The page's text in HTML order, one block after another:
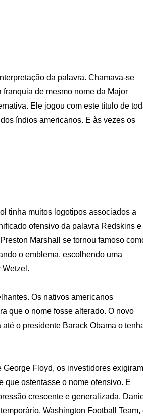
da palavra. Chamava-se
de mesmo nome da Major
Ele jogou com este título de
índios americanos. E às vezes os
tinha muitos logotipos associados a
ofensivo da palavra Redskins e
Marshall se tornou famoso
o emblema, escolhendo uma
Wetzel.
Os nativos americanos
que o nome fosse alterado. O novo
o presidente Barack Obama o
Floyd, os investidores exigiram
que ostentasse o nome ofensivo. E
crescente e generalizada,
Washington Football Team,